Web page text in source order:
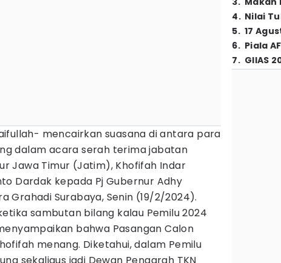
mencairkan suasana di antara para
dalam acara serah terima jabatan
Jawa Timur (Jatim), Khofifah Indar
Dardak kepada Pj Gubernur Adhy
Grahadi Surabaya, Senin (19/2/2024).
sambutan bilang kalau Pemilu 2024
bahwa Pasangan Calon
menang. Diketahui, dalam Pemilu
4. Nilai
5. 17
6. Piala
7. GIIAS